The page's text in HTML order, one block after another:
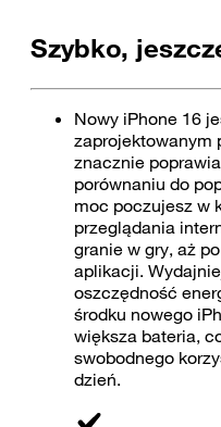
Szybko,
Nowy iPhone 16
zaprojektowanym
znacznie
porównaniu do
moc poczujesz w
przeglądania
granie w gry, aż
aplikacji.
oszczędność
środku nowego
większa bateria,
swobodnego
dzień.